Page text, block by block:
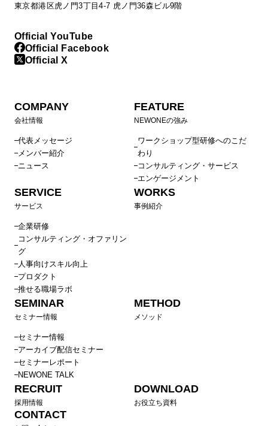
東京都港区虎ノ門3丁目4-7 虎ノ門36森ビル9階
Official YouTube
Official Facebook
Official X
COMPANY
会社情報
代表メッセージ
メンバー紹介
ニュース
FEATURE
NEWONEの強み
ワークショップ型研修へのこだ
わり
コンサルティング・サービス
エンゲージメント
SERVICE
サービス
企業研修
コンサルティング・オファリン
グ
人事向けスキル向上
プロダクト
推せる職場ラボ
WORKS
事例紹介
SEMINAR
セミナー情報
セミナー情報
アーカイブ配信セミナー
セミナーレポート
NEWONE TALK
METHOD
メソッド
RECRUIT
採用情報
DOWNLOAD
お役立ち資料
CONTACT